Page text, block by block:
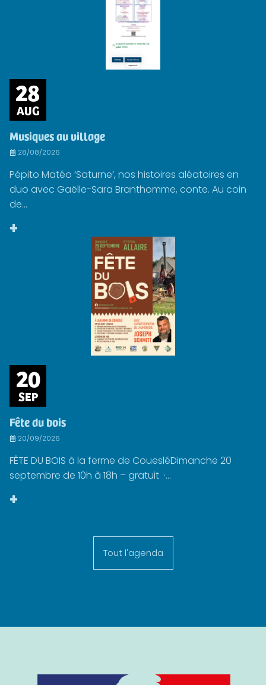
28
AUG
Musiques au village
28/08/2026
Pépito Matéo ‘Saturne’, nos histoires aléatoires en
duo avec Gaëlle-Sara Branthomme, conte. Au coin
de...
+
20
SEP
Fête du bois
20/09/2026
FÊTE DU BOIS à la ferme de CouesléDimanche 20
septembre de 10h à 18h – gratuit ·...
+
Tout l'agenda